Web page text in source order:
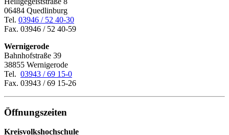
06484 Quedlinburg
Tel. 03946 / 52 40-30
Fax. 03946 / 52 40-59
Wernigerode
Bahnhofstraße 39
38855 Wernigerode
Tel. 03943 / 69 15-0
Fax. 03943 / 69 15-26
Öffnungszeiten
Kreisvolkshochschule